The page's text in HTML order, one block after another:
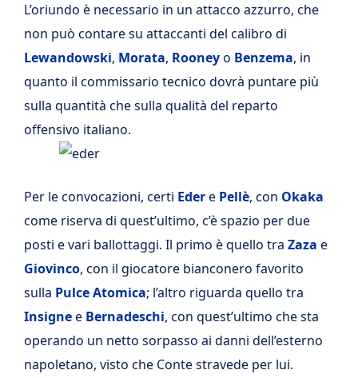
L’oriundo è necessario in un attacco azzurro, che
non può contare su attaccanti del calibro di
Lewandowski, Morata, Rooneyo Benzema, in
quanto il commissario tecnico dovrà puntare più
sulla quantità che sulla qualità del reparto
offensivo italiano.
Per le convocazioni, certi Edere Pellè, con Okaka
come riserva di quest’ultimo, c’è spazio per due
posti e vari ballottaggi. Il primo è quello tra Zaza e
Giovinco, con il giocatore bianconero favorito
sulla Pulce Atomica; l’altro riguarda quello tra
Insignee Bernadeschi, con quest’ultimo che sta
operando un netto sorpasso ai danni dell’esterno
napoletano, visto che Conte stravede per lui.